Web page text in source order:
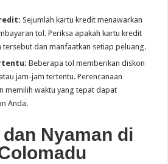
Sejumlah kartu kredit menawarkan
tol. Periksa apakah kartu kredit
tersebut dan manfaatkan setiap peluang.
Beberapa tol memberikan diskon
jam-jam tertentu. Perencanaan
memilih waktu yang tepat dapat
Anda.
Nyaman di